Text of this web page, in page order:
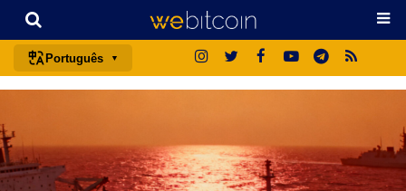
Português
español
français